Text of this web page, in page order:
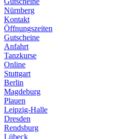
Nürnberg
Kontakt
Öffnungszeiten
Gutscheine
Anfahrt
Tanzkurse
Online
Stuttgart
Berlin
Magdeburg
Plauen
Leipzig-Halle
Dresden
Rendsburg
Lübeck